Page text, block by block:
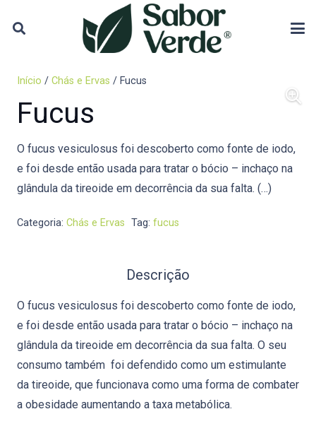
Início / Chás e Ervas / Fucus
Fucus
O fucus vesiculosus foi descoberto como fonte de iodo,
e foi desde então usada para tratar o bócio – inchaço na
glândula da tireoide em decorrência da sua falta. (…)
Categoria: Chás e Ervas Tag: fucus
Descrição
O fucus vesiculosus foi descoberto como fonte de iodo,
e foi desde então usada para tratar o bócio – inchaço na
glândula da tireoide em decorrência da sua falta. O seu
consumo também foi defendido como um estimulante
da tireoide, que funcionava como uma forma de combater
a obesidade aumentando a taxa metabólica.